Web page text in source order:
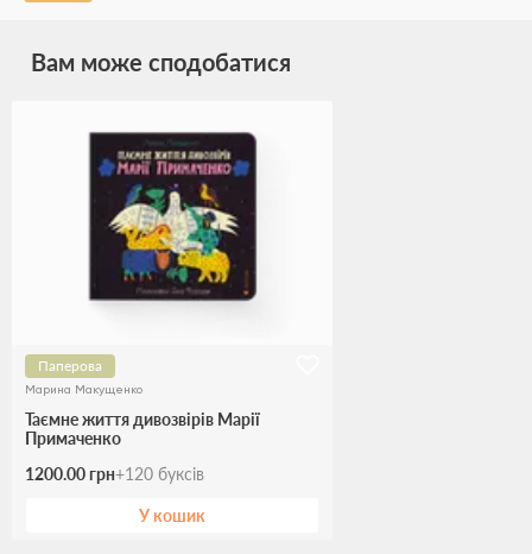
Вам може сподобатися
Паперова
Марина Макущенко
Таємне життя дивозвірів Марії
Примаченко
1200.00 грн+120 буксів
У кошик